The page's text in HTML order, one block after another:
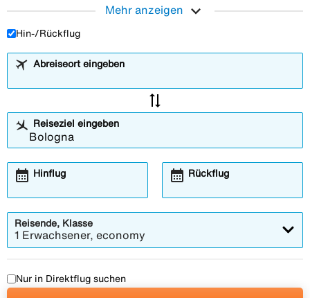
haben ein riesiges Angebot an Flugreisen in die ganze
Welt.Hier können Sie einfach günstige Flüge nach
Mehr anzeigen expand_more
Hin-/Rückflug
Abreiseort eingeben
sync_alt
Reiseziel eingeben
Hinflug
calendar_month Rückflug
calendar_month
Reisende, Klasse
1 Erwachsener, economy
Nur in Direktflug suchen